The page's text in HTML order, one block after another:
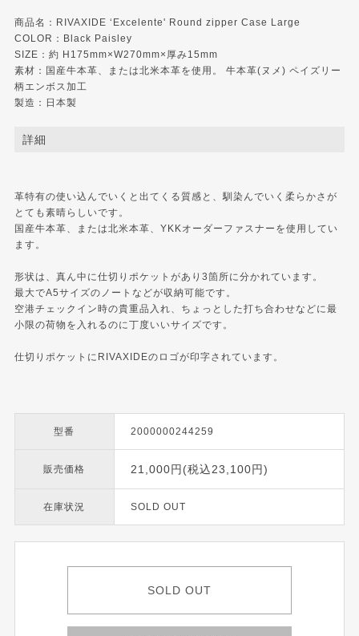
商品名：RIVAXIDE ‘Excelente' Round zipper Case Large
COLOR：Black Paisley
SIZE：約 H175mm×W270mm×厚み15mm
素材：国産牛本革、または北米本革を使用。 牛本革(ヌメ) ペイズリー
柄エンボス加工
製造：日本製
詳細
革特有の使い込んでいくと出てくる質感と、馴染んでいく柔らかさが
とても素晴らしいです。
国産牛本革、または北米本革、YKKオーダーファスナーを使用してい
ます。
形状は、真ん中に仕切りポケットがあり3箇所に分かれています。
最大でA5サイズのノートなどが収納可能です。
空港チェックイン時の貴重品入れ、ちょっとした打ち合わせなどに最
小限の荷物を入れるのに丁度いいサイズです。
仕切りポケットにRIVAXIDEのロゴが印字されています。
型番 2000000244259
販売価格 21,000円(税込23,100円)
在庫状況 SOLD OUT
SOLD OUT